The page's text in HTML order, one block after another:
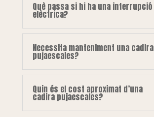
Què passa si hi ha una interrupció
elèctrica?
Necessita manteniment una cadira
pujaescales?
Quin és el cost aproximat d’una
cadira pujaescales?